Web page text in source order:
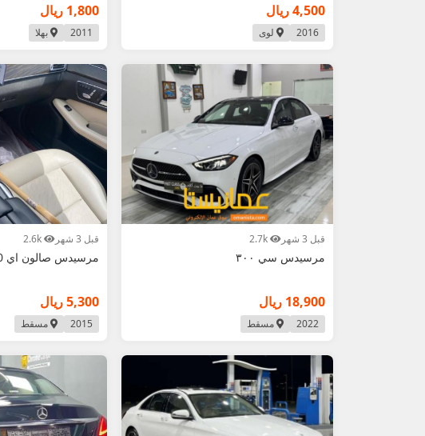
4,500 ريال
2016 لوى
1,800 ريال
2011 بهلا
قبل 3 شهر
مرسيدس سي ٣٠٠
18,900 ريال
2022 مسقط
قبل 3 شهر
مرسيدس صالون اي 350
5,300 ريال
2015 مسقط